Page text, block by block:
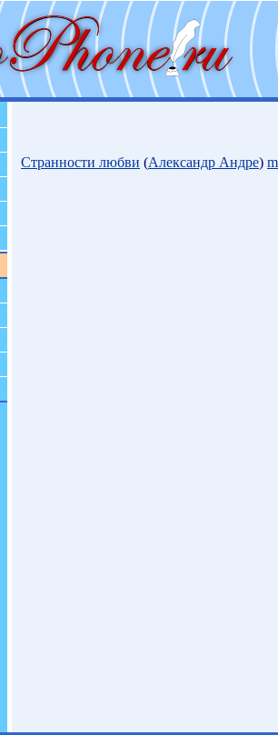
Странности любви (Александр Андре)